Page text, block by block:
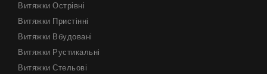
Витяжки Острівні
Витяжки Пристінні
Витяжки Вбудовані
Витяжки Рустикальні
Витяжки Стельові